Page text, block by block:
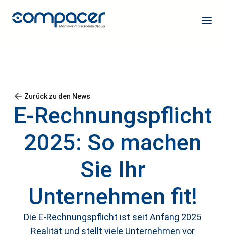
Zurück zu den News
E-Rechnungspflicht
2025: So machen
Sie Ihr
Unternehmen fit!
Die E-Rechnungspflicht ist seit Anfang 2025
Realität und stellt viele Unternehmen vor